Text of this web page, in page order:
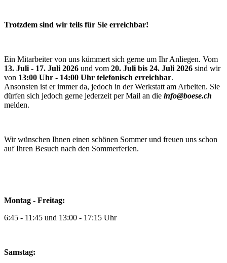
Trotzdem sind wir teils für Sie erreichbar!
Ein Mitarbeiter von uns kümmert sich gerne um Ihr Anliegen. Vom
13. Juli - 17. Juli 2026 und vom 20. Juli bis 24. Juli 2026 sind wir
von 13:00 Uhr - 14:00 Uhr telefonisch erreichbar.
Ansonsten ist er immer da, jedoch in der Werkstatt am Arbeiten. Sie
dürfen sich jedoch gerne jederzeit per Mail an die info@boese.ch
melden.
Wir wünschen Ihnen einen schönen Sommer und freuen uns schon
auf Ihren Besuch nach den Sommerferien.
Montag - Freitag:
6:45 - 11:45 und 13:00 - 17:15 Uhr
Samstag: